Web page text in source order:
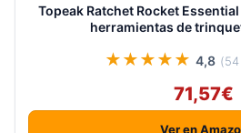
Topeak Ratchet Rocket
herramientas de
★★★★★ 4,8
71,57€
Ver en